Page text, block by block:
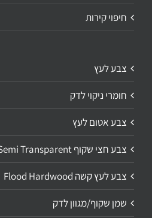
חיפוי קירות
צבע לעץ
חומרי ניקוי לדק
צבע אטום לעץ
צבע חצי שקוף Semi Transparent
צבע לעץ קשה Flood Hardwood
שמן שקוף/מגוון לדק